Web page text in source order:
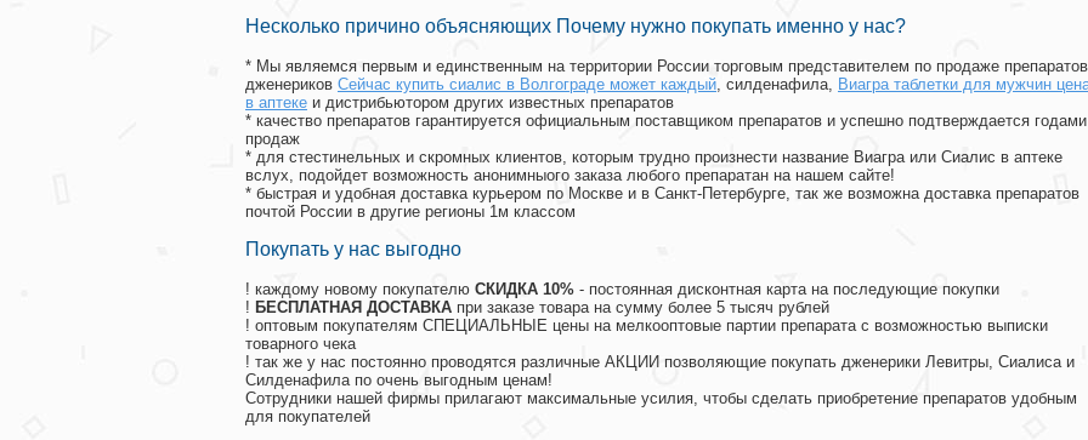
Несколько причино объясняющих Почему нужно покупать именно у нас?
* Мы являемся первым и единственным на территории России торговым представителем по продаже препаратов
дженериков Сейчас купить сиалис в Волгограде может каждый, силденафила, Виагра таблетки для мужчин
в аптеке и дистрибьютором других известных препаратов
* качество препаратов гарантируется официальным поставщиком препаратов и успешно подтверждается годами
продаж
* для стестинельных и скромных клиентов, которым трудно произнести название Виагра или Сиалис в аптеке
вслух, подойдет возможность анонимныого заказа любого препаратан на нашем сайте!
* быстрая и удобная доставка курьером по Москве и в Санкт-Петербурге, так же возможна доставка препаратов
почтой России в другие регионы 1м классом
Покупать у нас выгодно
! каждому новому покупателю СКИДКА 10% - постоянная дисконтная карта на последующие покупки
! БЕСПЛАТНАЯ ДОСТАВКА при заказе товара на сумму более 5 тысяч рублей
! оптовым покупателям СПЕЦИАЛЬНЫЕ цены на мелкооптовые партии препарата с возможностью выписки
товарного чека
! так же у нас постоянно проводятся различные АКЦИИ позволяющие покупать дженерики Левитры, Сиалиса и
Силденафила по очень выгодным ценам!
Cотрудники нашей фирмы прилагают максимальные усилия, чтобы сделать приобретение препаратов удобным
для покупателей